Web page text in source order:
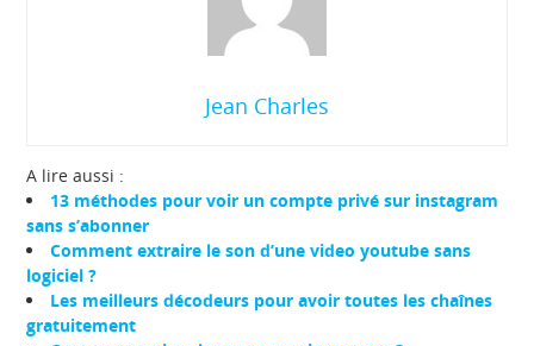
Jean Charles
A lire aussi :
13 méthodes pour voir un compte privé sur instagram
sans s’abonner
Comment extraire le son d’une video youtube sans
logiciel ?
Les meilleurs décodeurs pour avoir toutes les chaînes
gratuitement